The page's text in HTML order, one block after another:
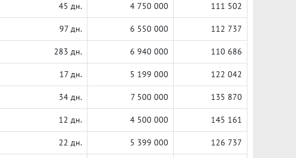
45 дн. 4 750 000 111 502
97 дн. 6 550 000 112 737
283 дн. 6 940 000 110 686
17 дн. 5 199 000 122 042
34 дн. 7 500 000 135 870
12 дн. 4 500 000 145 161
22 дн. 5 399 000 126 737